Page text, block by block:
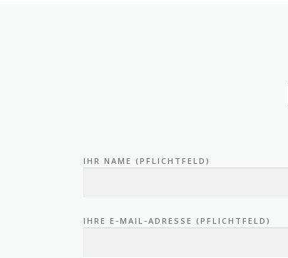
IHR NAME (PFLICHTFELD)
IHRE E-MAIL-ADRESSE (PFLICHTFELD)